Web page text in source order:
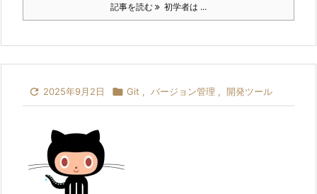
記事を読む 初学者は ...
 2025年9月2日  Git , バージョン管理 , 開発ツール